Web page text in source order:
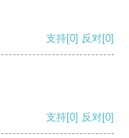
支持[0] 反对[0]
支持[0] 反对[0]